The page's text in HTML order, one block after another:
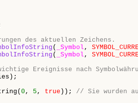
des aktuellen Zeichens.
( _Symbol ,
( _Symbol ,
Ereignisse nach
0 , 5 , true )); // Sie wurden